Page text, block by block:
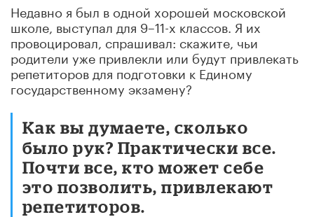
Недавно я был в одной хорошей московской
школе, выступал для 9–11-х классов. Я их
провоцировал, спрашивал: скажите, чьи
родители уже привлекли или будут привлекать
репетиторов для подготовки к Единому
государственному экзамену?
Как вы думаете, сколько
было рук? Практически все.
Почти все, кто может себе
это позволить, привлекают
репетиторов.